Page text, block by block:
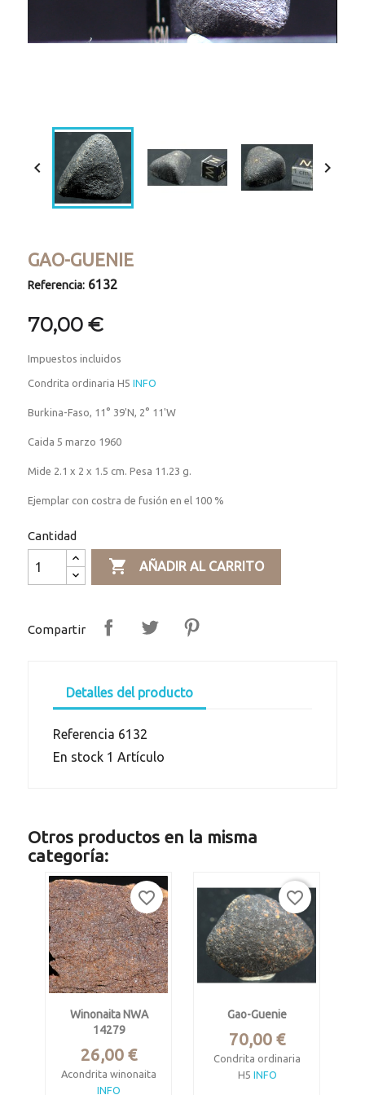
 
GAO-GUENIE
Referencia: 6132
70,00 €
Impuestos incluidos
Condrita ordinaria H5INFO
Burkina-Faso, 11° 39'N, 2° 11'W
Caida 5 marzo 1960
Mide 2.1 x 2 x 1.5 cm. Pesa 11.23 g.
Ejemplar con costra de fusión en el 100 %
Cantidad
 AÑADIR AL CARRITO
Compartir
Detalles del producto
Referencia 6132
En stock 1 Artículo
Otros productos en la misma
categoría:
Winonaita NWA
14279
Precio
26,00 €
Acondrita winonaita
INFO
favorite_border
Gao-Guenie
Precio
70,00 €
Condrita ordinaria
H5 INFO
favorite_border